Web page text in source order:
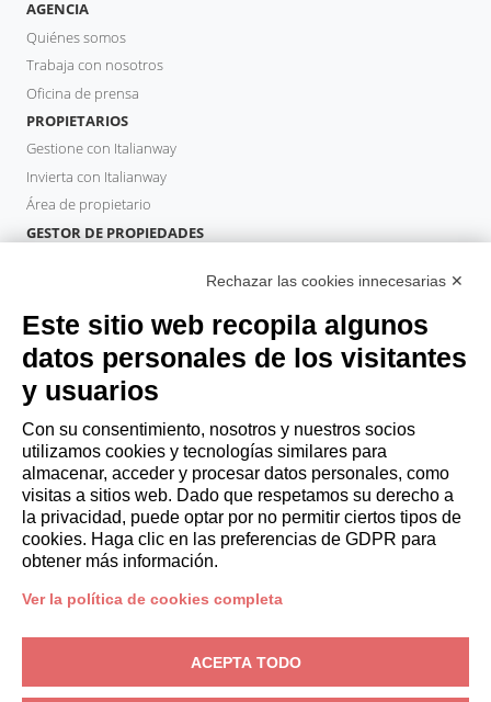
AGENCIA
Quiénes somos
Trabaja con nosotros
Oficina de prensa
PROPIETARIOS
Gestione con Italianway
Invierta con Italianway
Área de propietario
GESTOR DE PROPIEDADES
HUÉSPEDES
Reserve una estancia
Estancias largas
Experiencias para los Huéspedes
Descuentos para husespedes
Convenios para empresas
booking@italianway.house
+390286882952
N.° de IVA: 08839180968 -PMI Innovativa
Rechazar las cookies innecesarias ✕
Este sitio web recopila algunos
datos personales de los visitantes
y usuarios
Con su consentimiento, nosotros y nuestros socios
utilizamos cookies y tecnologías similares para
almacenar, acceder y procesar datos personales, como
visitas a sitios web. Dado que respetamos su derecho a
la privacidad, puede optar por no permitir ciertos tipos de
cookies. Haga clic en las preferencias de GDPR para
obtener más información.
Ver la política de cookies completa
ACEPTA TODO